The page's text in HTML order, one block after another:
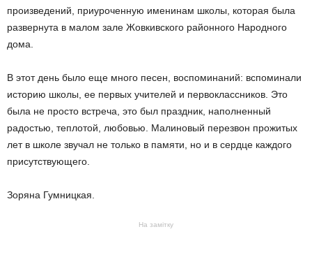
произведений, приуроченную именинам школы, которая была
развернута в малом зале Жовкивского районного Народного
дома.
В этот день было еще много песен, воспоминаний: вспоминали
историю школы, ее первых учителей и первоклассников. Это
была не просто встреча, это был праздник, наполненный
радостью, теплотой, любовью. Малиновый перезвон прожитых
лет в школе звучал не только в памяти, но и в сердце каждого
присутствующего.
Зоряна Гумницкая.
На замітку